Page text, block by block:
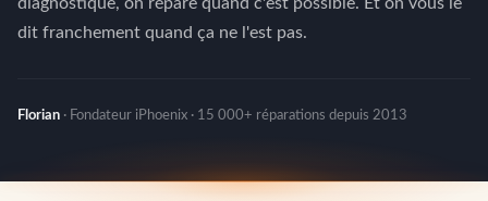
dit franchement quand ça ne l'est pas.
Florian · Fondateur iPhoenix · 15 000+ réparations depuis 2013